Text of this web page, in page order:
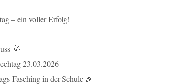
– ein voller Erfolg!
🌞
23.03.2026
Fasching in der Schule 🎉